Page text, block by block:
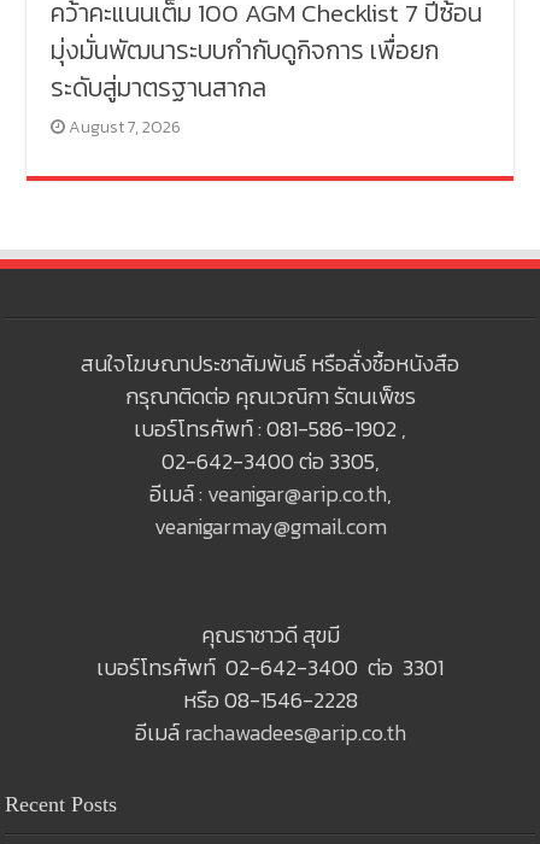
คว้าคะแนนเต็ม 100 AGM Checklist 7 ปีซ้อน
มุ่งมั่นพัฒนาระบบกำกับดูกิจการ เพื่อยก
ระดับสู่มาตรฐานสากล
August 7, 2026
สนใจโฆษณาประชาสัมพันธ์ หรือสั่งซื้อหนังสือ
กรุณาติดต่อ คุณเวณิกา รัตนเพ็ชร
เบอร์โทรศัพท์ : 081-586-1902 ,
02-642-3400 ต่อ 3305,
อีเมล์ : veanigar@arip.co.th,
veanigarmay@gmail.com
คุณราชาวดี สุขมี
เบอร์โทรศัพท์ 02-642-3400 ต่อ 3301
หรือ 08-1546-2228
อีเมล์rachawadees@arip.co.th
Recent Posts